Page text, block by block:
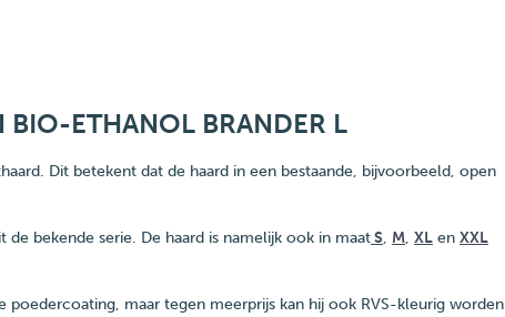
BIO-ETHANOL BRANDER L
Dit betekent dat de haard in een bestaande, bijvoorbeeld, open
bekende serie. De haard is namelijk ook in maatS, M, XL en XXL
poedercoating, maar tegen meerprijs kan hij ook RVS-kleurig worden